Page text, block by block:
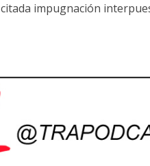
impugnación